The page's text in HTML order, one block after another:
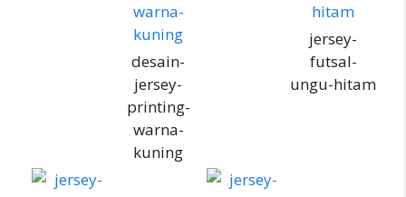
desain-
jersey-
printing-
warna-
kuning
jersey-
futsal-
ungu-hitam